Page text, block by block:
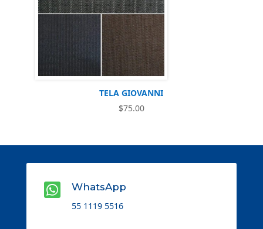
TELA GIOVANNI
$75.00
 WhatsApp
55 1119 5516